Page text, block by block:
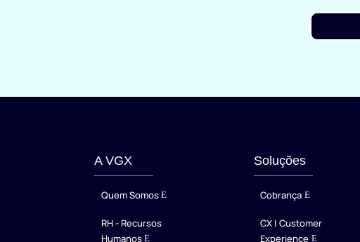
A VGX
Quem Somos
RH - Recursos
Humanos
Soluções
Cobrança
CX | Customer
Experience